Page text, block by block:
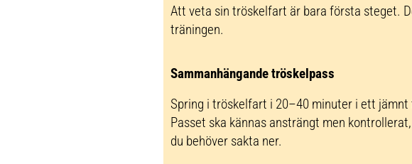
Att veta sin tröskelfart är bara första steget.
träningen.
Sammanhängande tröskelpass
Spring i tröskelfart i 20–40 minuter i ett jämnt
Passet ska kännas ansträngt men
du behöver sakta ner.